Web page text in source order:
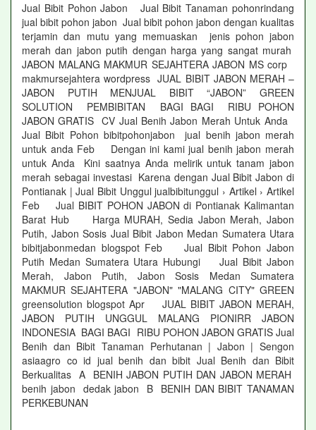
Jual Bibit Pohon Jabon Jual Bibit Tanaman pohonrindang
jual bibit pohon jabon Jual bibit pohon jabon dengan kualitas
terjamin dan mutu yang memuaskan jenis pohon jabon
merah dan jabon putih dengan harga yang sangat murah
JABON MALANG MAKMUR SEJAHTERA JABON MS corp
makmursejahtera wordpress JUAL BIBIT JABON MERAH –
JABON PUTIH MENJUAL BIBIT “JABON” GREEN
SOLUTION PEMBIBITAN BAGI BAGI RIBU POHON
JABON GRATIS CV Jual Benih Jabon Merah Untuk Anda
Jual Bibit Pohon bibitpohonjabon jual benih jabon merah
untuk anda Feb Dengan ini kami jual benih jabon merah
untuk Anda Kini saatnya Anda melirik untuk tanam jabon
merah sebagai investasi Karena dengan Jual Bibit Jabon di
Pontianak | Jual Bibit Unggul jualbibitunggul › Artikel › Artikel
Feb Jual BIBIT POHON JABON di Pontianak Kalimantan
Barat Hub Harga MURAH, Sedia Jabon Merah, Jabon
Putih, Jabon Sosis Jual Bibit Jabon Medan Sumatera Utara
bibitjabonmedan blogspot Feb Jual Bibit Pohon Jabon
Putih Medan Sumatera Utara Hubungi Jual Bibit Jabon
Merah, Jabon Putih, Jabon Sosis Medan Sumatera
MAKMUR SEJAHTERA "JABON" "MALANG CITY" GREEN
greensolution blogspot Apr JUAL BIBIT JABON MERAH,
JABON PUTIH UNGGUL MALANG PIONIRR JABON
INDONESIA BAGI BAGI RIBU POHON JABON GRATIS Jual
Benih dan Bibit Tanaman Perhutanan | Jabon | Sengon
asiaagro co id jual benih dan bibit Jual Benih dan Bibit
Berkualitas A BENIH JABON PUTIH DAN JABON MERAH
benih jabon dedak jabon B BENIH DAN BIBIT TANAMAN
PERKEBUNAN